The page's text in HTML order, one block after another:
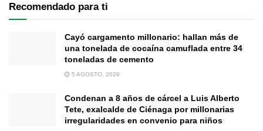
Recomendado para ti
Cayó cargamento millonario: hallan más de
una tonelada de cocaína camuflada entre 34
toneladas de cemento
5 AGOSTO, 2026
Condenan a 8 años de cárcel a Luis Alberto
Tete, exalcalde de Ciénaga por millonarias
irregularidades en convenio para niños